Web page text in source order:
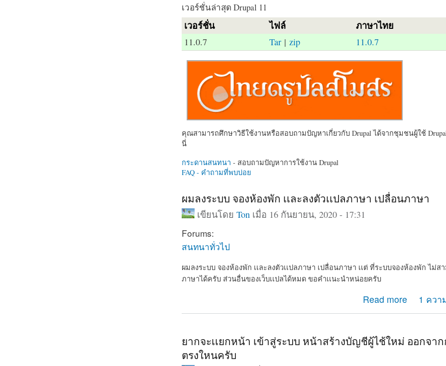
เวอร์ชั่นล่าสุด Drupal 11
เวอร์ชั่น ไฟล์ ภาษาไทย
11.0.7 Tar| zip 11.0.7
คุณสามารถศึกษาวิธีใช้งานหรือสอบถามปัญหาเกี่ยวกับ Drupal ได้จากชุมชนผู้ใช้
นี่
กระดานสนทนา - สอบถามปัญหาการใช้งาน Drupal
FAQ - คำถามที่พบบ่อย
ผมลงระบบ จองห้องพัก เเละลงตัวเเปลภาษา เปลื่อนภาษา
เขียนโดยTon เมื่อ 16 กันยายน, 2020 - 17:31
Forums:
สนทนาทั่วไป
ผมลงระบบ จองห้องพัก เเละลงตัวเเปลภาษา เปลื่อนภาษา เเต่ ที่ระบบจองห้องพัก ไม่สา
ภาษาได้ครับ ส่วนอื่นของเว็บเเปลได้หมด ขอคำเเนะนำหน่อยครับ
Read more
about ผมลงระบบ จองห้องพัก เเละลงตัวเเปลภาษา เปลื่อนภาษา 1 ควา
ยากจะเเยกหน้า เข้าสู่ระบบ หน้าสร้างบัญชีผู้ไช้ใหม่ ออกจา
ตรงใหนครับ